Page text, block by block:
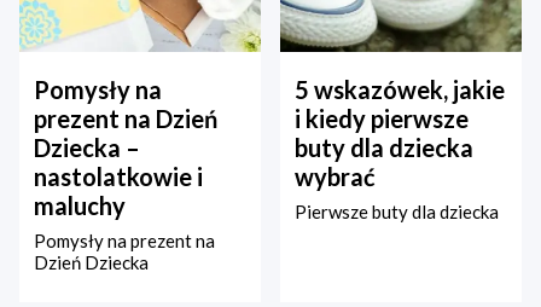
Pomysły na
prezent na Dzień
Dziecka –
nastolatkowie i
maluchy
Pomysły na prezent na
Dzień Dziecka
5 wskazówek, jakie
i kiedy pierwsze
buty dla dziecka
wybrać
Pierwsze buty dla dziecka